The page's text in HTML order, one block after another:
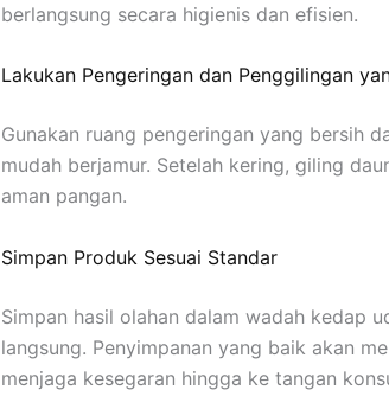
berlangsung secara higienis dan efisien.
Lakukan Pengeringan dan Penggilingan
Gunakan ruang pengeringan yang bersih
mudah berjamur. Setelah kering, giling
aman pangan.
Simpan Produk Sesuai Standar
Simpan hasil olahan dalam wadah kedap
langsung. Penyimpanan yang baik akan
menjaga kesegaran hingga ke tangan